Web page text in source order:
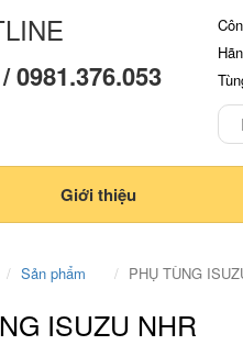
0981.376.053
Giới thiệu
Sản phẩm PHỤ TÙNG
ISUZU NHR